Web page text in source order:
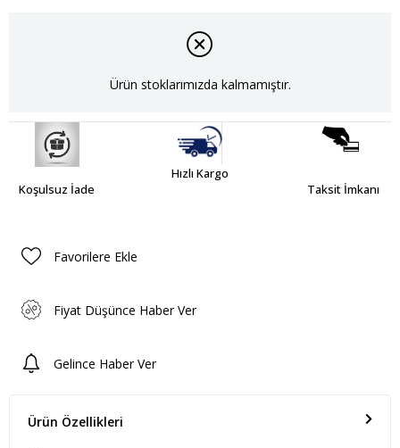
Ürün stoklarımızda kalmamıştır.
Koşulsuz İade
Hızlı Kargo
Taksit İmkanı
Favorilere Ekle
Fiyat Düşünce Haber Ver
Gelince Haber Ver
Ürün Özellikleri